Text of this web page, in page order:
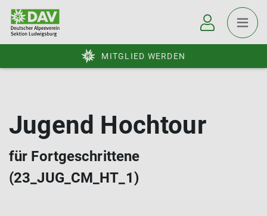
MITGLIED WERDEN
Jugend Hochtour
für Fortgeschrittene
(23_JUG_CM_HT_1)